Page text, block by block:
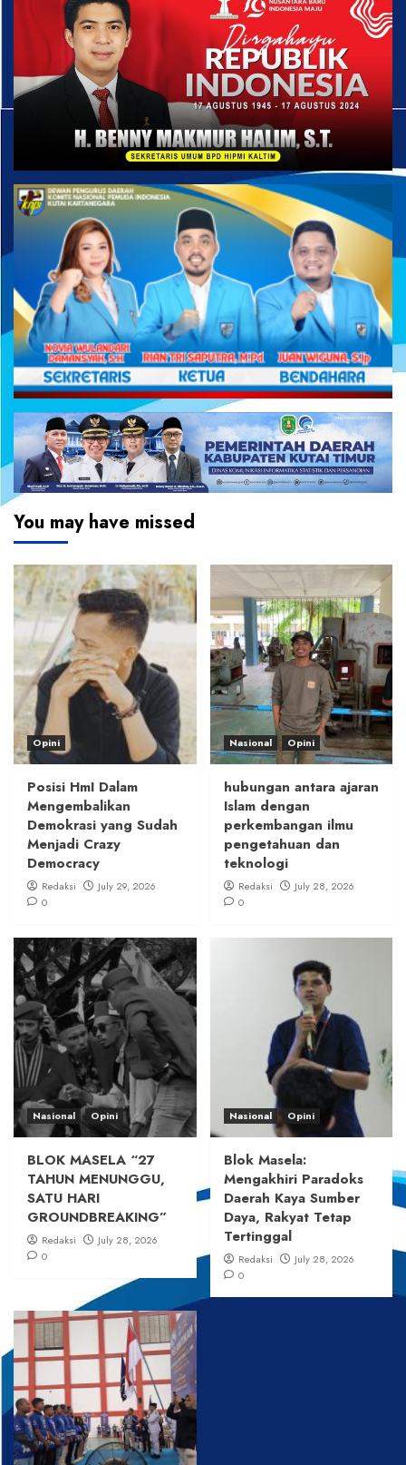
You may have missed
Opini
Posisi HmI Dalam
Mengembalikan
Demokrasi yang Sudah
Menjadi Crazy
Democracy
Redaksi
July 29, 2026
0
Nasional Opini
hubungan antara ajaran
Islam dengan
perkembangan ilmu
pengetahuan dan
teknologi
Redaksi
July 28, 2026
0
Nasional Opini
BLOK MASELA “27
TAHUN MENUNGGU,
SATU HARI
GROUNDBREAKING”
Redaksi
July 28, 2026
0
Nasional Opini
Blok Masela:
Mengakhiri Paradoks
Daerah Kaya Sumber
Daya, Rakyat Tetap
Tertinggal
Redaksi
July 28, 2026
0